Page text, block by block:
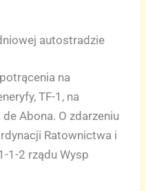
autostradzie
na
TF-1, na
Abona. O zdarzeniu
Ratownictwa i
1-2 rządu Wysp